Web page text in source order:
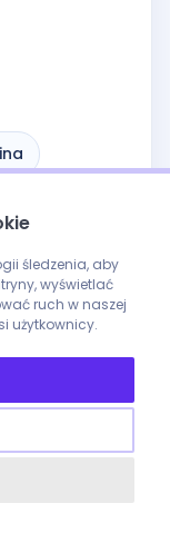
śledzenia, aby
wyświetlać
ruch w naszej
użytkownicy.